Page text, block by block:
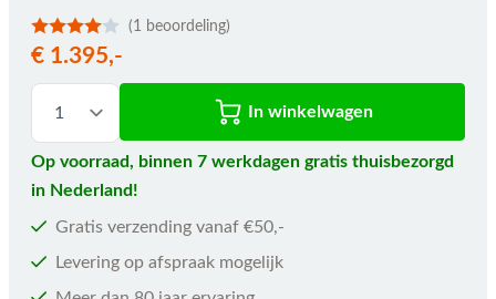
(1 beoordeling)
De prijs is afhankelijk van de gekozen opties
€ 1.395,-
In winkelwagen
Op voorraad, binnen 7 werkdagen gratis thuisbezorgd
in Nederland!
Gratis verzending vanaf €50,-
Levering op afspraak mogelijk